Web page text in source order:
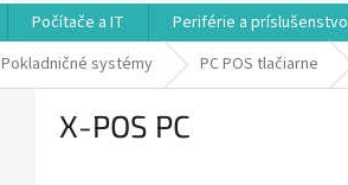
Počítače a IT Periférie a príslušenstvo
Pokladničné systémy PC POS tlačiarne
X-POS PC